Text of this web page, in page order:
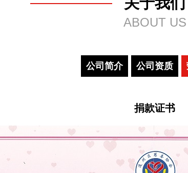
ABOUT US
公司简介 公司资质
捐款证书